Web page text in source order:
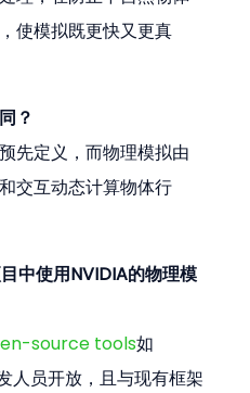
使模拟既更快又更真
？
先定义，而物理模拟由
交互动态计算物体行
中使用NVIDIA的物理模
source tools如
人员开放，且与现有框架